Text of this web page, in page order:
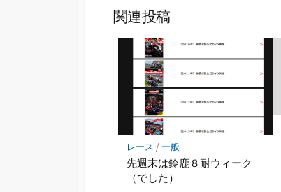
関連投稿
レース /一般
先週末は鈴鹿８耐ウィーク
（でした）